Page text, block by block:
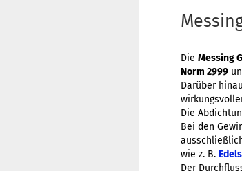
Die Messing
Norm 2999
Darüber
Die
Bei den
wie z. B.
Der